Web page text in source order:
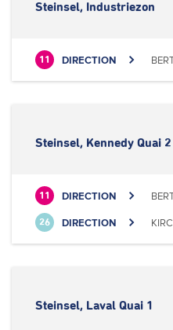
Steinsel, Industriezon
11 DIRECTION
Steinsel, Kennedy Quai 2
11 DIRECTION
26 DIRECTION
Steinsel, Laval Quai 1